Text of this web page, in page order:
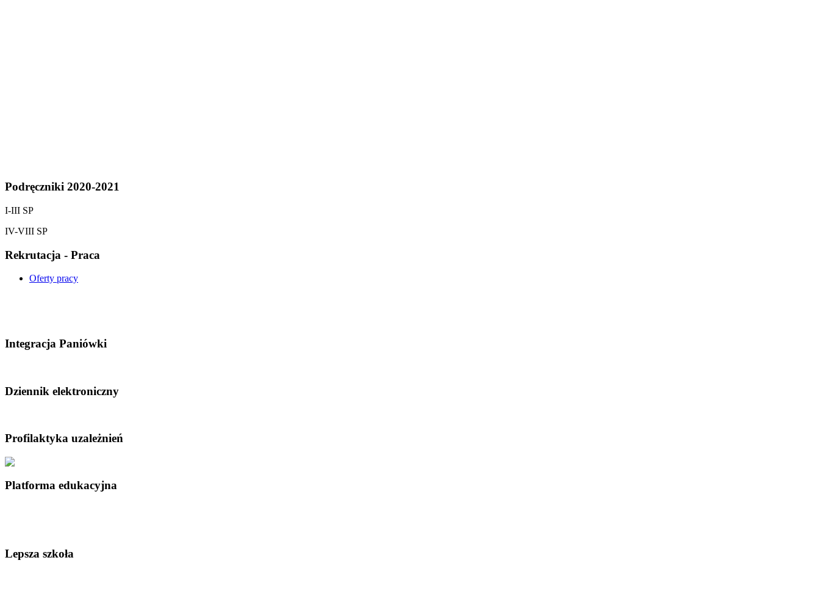
Podręczniki 2020-2021
I-III SP
IV-VIII SP
Rekrutacja - Praca
Oferty pracy
Integracja Paniówki
Dziennik elektroniczny
Profilaktyka uzależnień
Platforma edukacyjna
Lepsza szkoła